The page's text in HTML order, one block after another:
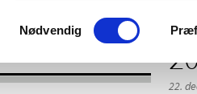
Samtykkevalg
Nødvendig
22.